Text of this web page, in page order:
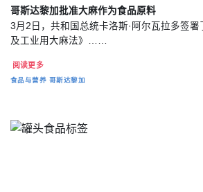
哥斯达黎加批准大麻作为食品原料
3月2日，共和国总统卡洛斯·阿尔瓦拉多签
及工业用大麻法》……
阅读更多
食品与营养 哥斯达黎加